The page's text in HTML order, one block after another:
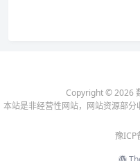
Copyright © 2026
本站是非经营性网站，网站资源部分
豫ICP